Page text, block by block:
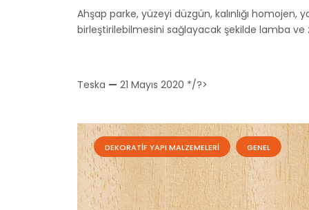
Ahşap parke, yüzeyi düzgün, kalınlığı homojen,
birleştirilebilmesini sağlayacak şekilde lamba ve
Teska — 21 Mayıs 2020 */?>
DEKORATIF YAPI MALZEMELERI GENEL